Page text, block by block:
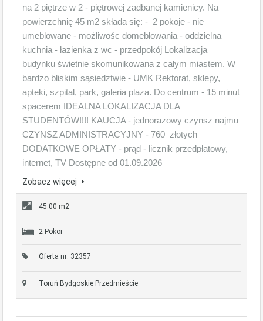
na 2 piętrze w 2 - piętrowej zadbanej kamienicy. Na
powierzchnię 45 m2 składa się: - 2 pokoje - nie
umeblowane - możliwośc domeblowania - oddzielna
kuchnia - łazienka z wc - przedpokój Lokalizacja
budynku świetnie skomunikowana z całym miastem. W
bardzo bliskim sąsiedztwie - UMK Rektorat, sklepy,
apteki, szpital, park, galeria plaza. Do centrum - 15 minut
spacerem IDEALNA LOKALIZACJA DLA
STUDENTÓW!!!! KAUCJA - jednorazowy czynsz najmu
CZYNSZ ADMINISTRACYJNY - 760 złotych
DODATKOWE OPŁATY - prąd - licznik przedpłatowy,
internet, TV Dostępne od 01.09.2026
Zobacz więcej
45.00 m2
2 Pokoi
Oferta nr: 32357
Toruń Bydgoskie Przedmieście